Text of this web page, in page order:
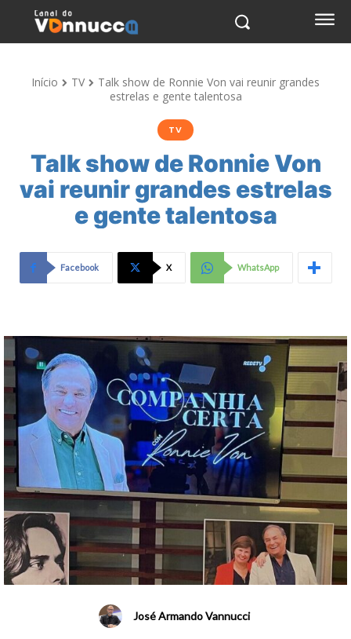
Início TV
Talk show de Ronnie Von vai reunir grandes
estrelas e gente talentosa
TV
Talk show de Ronnie Von
vai reunir grandes estrelas
e gente talentosa
Facebook X WhatsApp
José Armando Vannucci